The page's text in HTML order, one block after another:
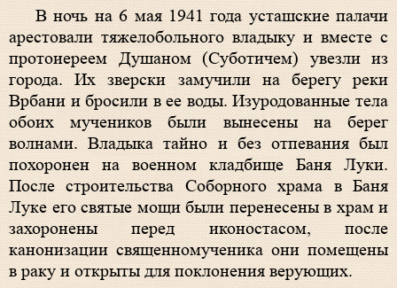
В ночь на 6 мая 1941 года усташские палачи
арестовали тяжелобольного владыку и вместе с
протоиереем Душаном (Суботичем) увезли из
города. Их зверски замучили на берегу реки
Врбани и бросили в ее воды. Изуродованные тела
обоих мучеников были вынесены на берег
волнами. Владыка тайно и без отпевания был
похоронен на военном кладбище Баня Луки.
После строительства Соборного храма в Баня
Луке его святые мощи были перенесены в храм и
захоронены перед иконостасом, после
канонизации священномученика они помещены
в раку и открыты для поклонения верующих.